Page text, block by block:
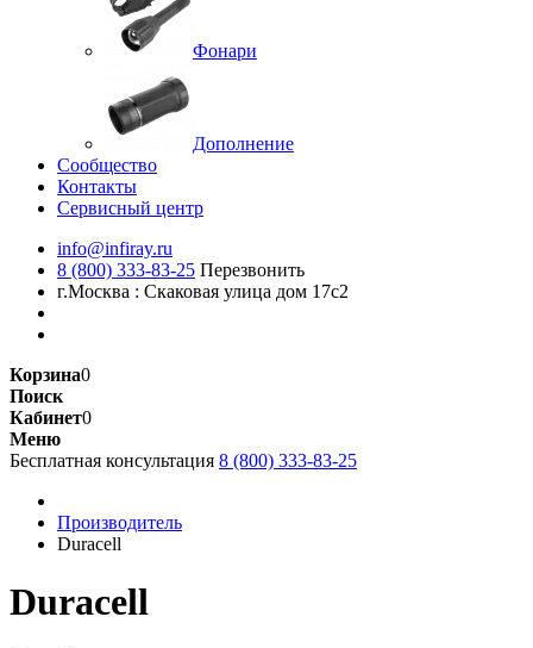
Фонари
Дополнение
Сообщество
Контакты
Сервисный центр
info@infiray.ru
8 (800) 333-83-25 Перезвонить
г.Москва : Скаковая улица дом 17с2
Корзина0
Поиск
Кабинет0
Меню
Бесплатная консультация 8 (800) 333-83-25
Производитель
Duracell
Duracell